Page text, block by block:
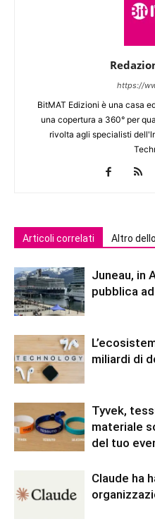
https://
BitMAT Edizioni è una casa
una copertura a 360° per
rivolta agli specialisti
Articoli correlati Altro
Juneau, in
pubblica
miliardi di
Tyvek,
materiale
del tuo
Claude ha